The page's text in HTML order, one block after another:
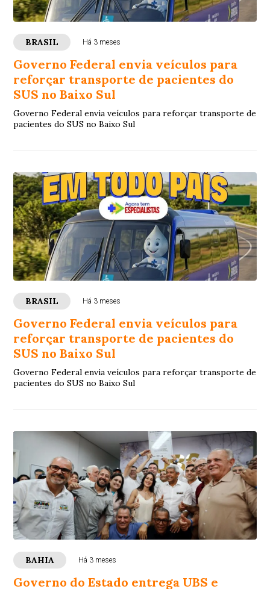
sem data definida, em razão
BRASIL Há 3 meses
Governo Federal envia veículos para
reforçar transporte de pacientes do
SUS no Baixo Sul
Governo Federal envia veículos para reforçar transporte de
pacientes do SUS no Baixo Sul
BRASIL Há 3 meses
Governo Federal envia veículos para
reforçar transporte de pacientes do
SUS no Baixo Sul
Governo Federal envia veículos para reforçar transporte de
pacientes do SUS no Baixo Sul
BAHIA Há 3 meses
Governo do Estado entrega UBS e